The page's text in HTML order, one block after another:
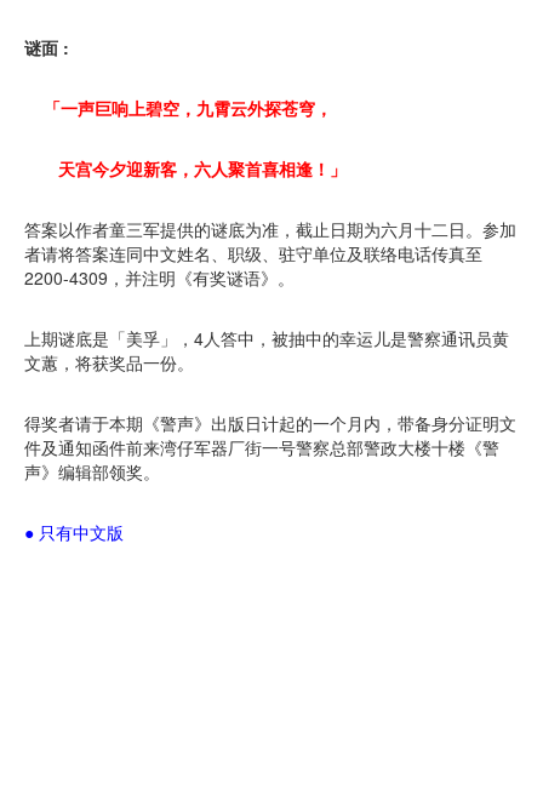
谜面 :
「一声巨响上碧空，九霄云外探苍穹，
天宫今夕迎新客，六人聚首喜相逢！」
答案以作者童三军提供的谜底为准，截止日期为六月十二日。参加
者请将答案连同中文姓名、职级、驻守单位及联络电话传真至
2200-4309，并注明《有奖谜语》。
上期谜底是「美孚」，4人答中，被抽中的幸运儿是警察通讯员黄
文蕙，将获奖品一份。
得奖者请于本期《警声》出版日计起的一个月内，带备身分证明文
件及通知函件前来湾仔军器厂街一号警察总部警政大楼十楼《警
声》编辑部领奖。
● 只有中文版